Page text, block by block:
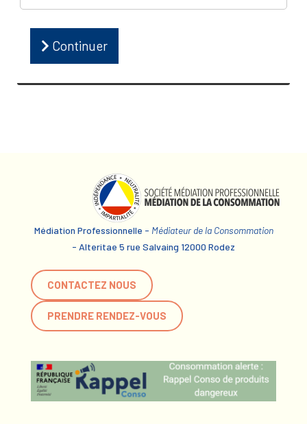
Continuer
Médiation Professionnelle - Médiateur de la Consommation
- Alteritae 5 rue Salvaing 12000 Rodez
CONTACTEZ NOUS
PRENDRE RENDEZ-VOUS